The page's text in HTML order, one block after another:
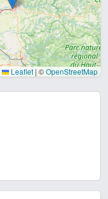
Leaflet |©OpenStreetMap